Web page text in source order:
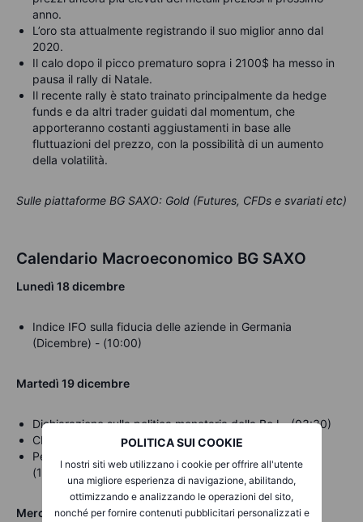
POLITICA SUI COOKIE
I nostri siti web utilizzano i cookie per offrire all'utente
una migliore esperienza di navigazione, abilitando,
ottimizzando e analizzando le operazioni del sito,
nonché per fornire contenuti pubblicitari personalizzati e
anno.
L’oro sta attualmente registrando il suo miglior anno dal
2020.
Il calo dopo il picco prematuro sopra i 2100$ ha messo in
pausa il rally di Natale.
Il recente rally è stato trainato principalmente da hedge
funds e da altri trader guidati dal momentum, che
apporteranno costanti aggiustamenti in base alle
fluttuazioni del prezzo, con la possibilità di un aumento
della volatilità.
Sulle piattaforme BG SAXO: Gold (Futures, CFDs e svariati etc)
Calendario Macroeconomico BG SAXO
Lunedì 18 dicembre
Indice IFO sulla fiducia delle aziende in Germania
(Dicembre) - (10:00)
Martedì 19 dicembre
Dichiarazione sulla politica monetaria della BoJ - (03:30)
CPI annuale (Novembre) Europa- (11:00)
Permessi di costruzione rilasciati (Novembre) USA -
(16:00)
Mercoledì20 dicembre